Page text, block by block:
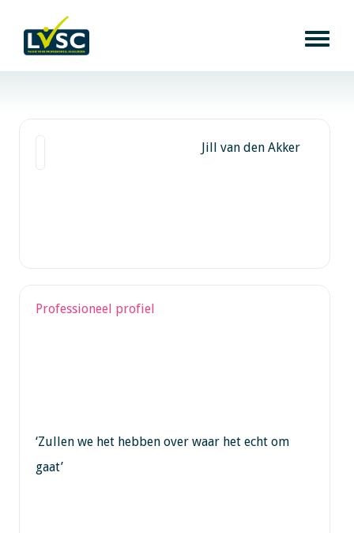
Jill van den Akker
Professioneel profiel
‘Zullen we het hebben over waar het echt om
gaat’